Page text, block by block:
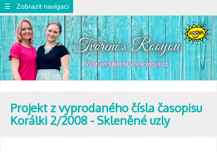
☰ Zobrazit navigaci
Projekt z vyprodaného čísla časopisu
Korálki 2/2008 - Skleněné uzly